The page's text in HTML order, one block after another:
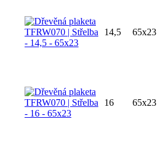
14,5 65x23
16 65x23